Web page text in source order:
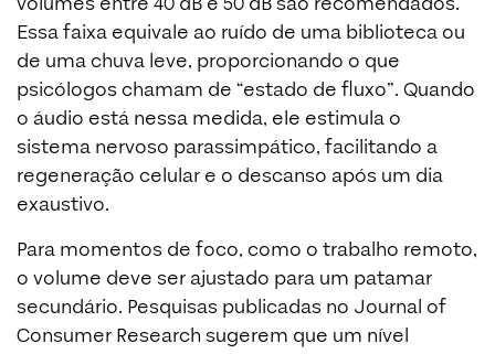
Essa faixa equivale ao ruído de uma biblioteca ou
de uma chuva leve, proporcionando o que
psicólogos chamam de “estado de fluxo”. Quando
o áudio está nessa medida, ele estimula o
sistema nervoso parassimpático, facilitando a
regeneração celular e o descanso após um dia
exaustivo.
Para momentos de foco, como o trabalho remoto,
o volume deve ser ajustado para um patamar
secundário. Pesquisas publicadas no Journal of
Consumer Research sugerem que um nível